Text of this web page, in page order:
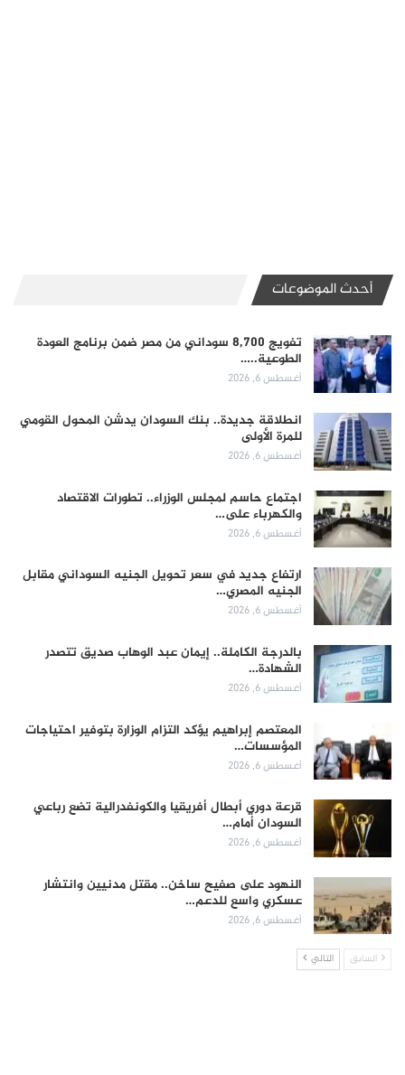
أحدث الموضوعات
تفويج 8,700 سوداني من مصر ضمن برنامج العودة
الطوعية..…
أغسطس 6, 2026
انطلاقة جديدة.. بنك السودان يدشن المحول القومي
للمرة الأولى
أغسطس 6, 2026
اجتماع حاسم لمجلس الوزراء.. تطورات الاقتصاد
والكهرباء على…
أغسطس 6, 2026
ارتفاع جديد في سعر تحويل الجنيه السوداني مقابل
الجنيه المصري…
أغسطس 6, 2026
بالدرجة الكاملة.. إيمان عبد الوهاب صديق تتصدر
الشهادة…
أغسطس 6, 2026
المعتصم إبراهيم يؤكد التزام الوزارة بتوفير احتياجات
المؤسسات…
أغسطس 6, 2026
قرعة دوري أبطال أفريقيا والكونفدرالية تضع رباعي
السودان أمام…
أغسطس 6, 2026
النهود على صفيح ساخن.. مقتل مدنيين وانتشار
عسكري واسع للدعم…
أغسطس 6, 2026
السابق التالي